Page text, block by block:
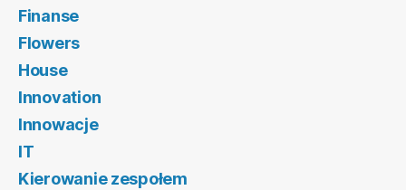
Finanse
Flowers
House
Innovation
Innowacje
IT
Kierowanie zespołem